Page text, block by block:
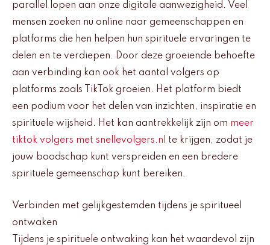
parallel lopen aan onze digitale aanwezigheid. Veel
mensen zoeken nu online naar gemeenschappen en
platforms die hen helpen hun spirituele ervaringen te
delen en te verdiepen. Door deze groeiende behoefte
aan verbinding kan ook het aantal volgers op
platforms zoals TikTok groeien. Het platform biedt
een podium voor het delen van inzichten, inspiratie en
spirituele wijsheid. Het kan aantrekkelijk zijn om meer
tiktok volgers met snellevolgers.nl te krijgen, zodat je
jouw boodschap kunt verspreiden en een bredere
spirituele gemeenschap kunt bereiken.
Verbinden met gelijkgestemden tijdens je spiritueel
ontwaken
Tijdens je spirituele ontwaking kan het waardevol zijn